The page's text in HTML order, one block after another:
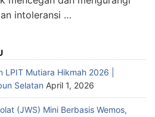
intoleransi …
Mutiara Hikmah 2026 |
Selatan April 1, 2026
(JWS) Mini Berbasis Wemos,